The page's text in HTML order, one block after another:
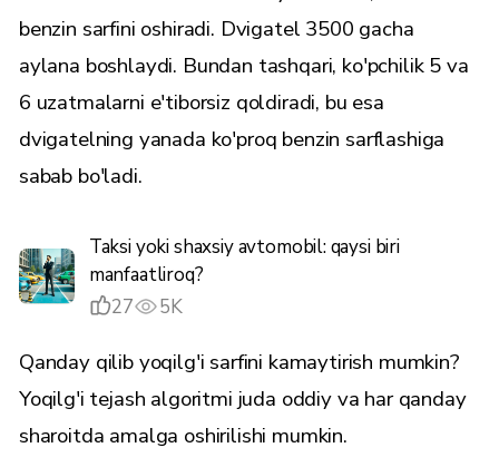
benzin sarfini oshiradi. Dvigatel 3500 gacha
aylana boshlaydi. Bundan tashqari, ko'pchilik 5 va
6 uzatmalarni e'tiborsiz qoldiradi, bu esa
dvigatelning yanada ko'proq benzin sarflashiga
sabab bo'ladi.
Taksi yoki shaxsiy avtomobil: qaysi biri
manfaatliroq?
27
5K
Qanday qilib yoqilg'i sarfini kamaytirish mumkin?
Yoqilg'i tejash algoritmi juda oddiy va har qanday
sharoitda amalga oshirilishi mumkin.